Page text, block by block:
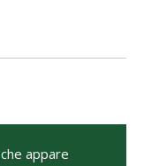
appare